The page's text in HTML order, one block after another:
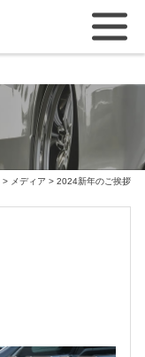
> メディア > 2024新年のご挨拶